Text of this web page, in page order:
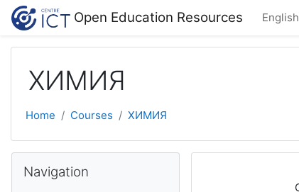
Skip to main content
Open Education Resources
ХИМИЯ
Home Courses ХИМИЯ
Navigation